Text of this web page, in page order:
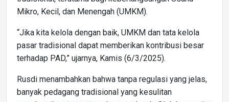
Mikro, Kecil, dan Menengah (UMKM).
“Jika kita kelola dengan baik, UMKM dan tata kelola
pasar tradisional dapat memberikan kontribusi besar
terhadap PAD,” ujarnya, Kamis (6/3/2025).
Rusdi menambahkan bahwa tanpa regulasi yang jelas,
banyak pedagang tradisional yang kesulitan